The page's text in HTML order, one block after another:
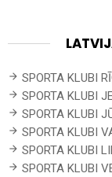
SPORTA KLUBI
SPORTA KLUBI
SPORTA KLUBI
SPORTA KLUBI
SPORTA KLUBI
SPORTA KLUBI